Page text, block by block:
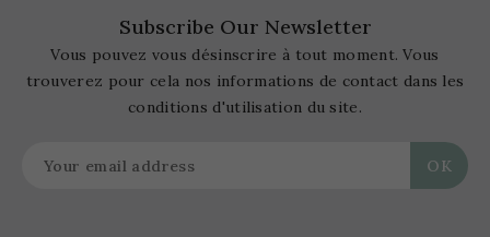
Subscribe Our Newsletter
Vous pouvez vous désinscrire à tout moment. Vous
trouverez pour cela nos informations de contact dans les
conditions d'utilisation du site.